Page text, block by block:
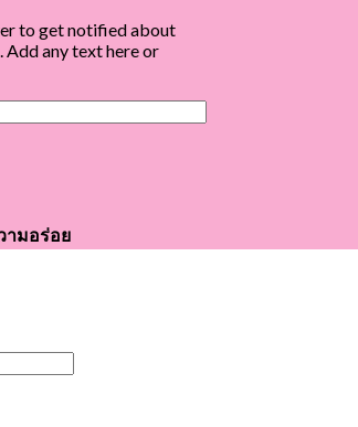
to get notified about
Add any text here or
ามอร่อย